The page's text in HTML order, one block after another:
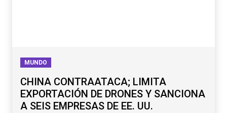
MUNDO
CHINA CONTRAATACA; LIMITA
EXPORTACIÓN DE DRONES Y SANCIONA
A SEIS EMPRESAS DE EE. UU.